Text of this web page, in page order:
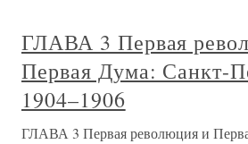
ГЛАВА 3 Первая
Первая Дума: Санкт-
1904–1906
ГЛАВА 3 Первая революция и